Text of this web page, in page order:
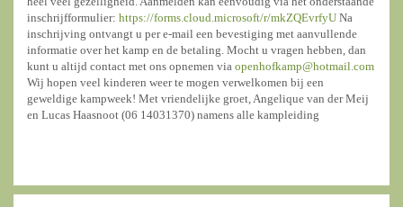
inschrijfformulier: https://forms.cloud.microsoft/r/mkZQEvrfyU Na
inschrijving ontvangt u per e-mail een bevestiging met aanvullende
informatie over het kamp en de betaling. Mocht u vragen hebben, dan
kunt u altijd contact met ons opnemen via openhofkamp@hotmail.com
Wij hopen veel kinderen weer te mogen verwelkomen bij een
geweldige kampweek! Met vriendelijke groet, Angelique van der Meij
en Lucas Haasnoot (06 14031370) namens alle kampleiding